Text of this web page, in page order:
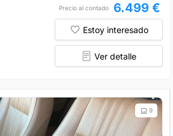
Precio al contado 6.499 €
Estoy interesado
Ver detalle
9